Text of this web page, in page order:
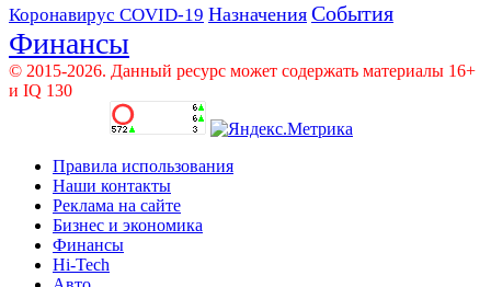
Коронавирус COVID-19 Назначения События
Финансы
© 2015-2026. Данный ресурс может содержать материалы 16+
и IQ 130
Правила использования
Наши контакты
Реклама на сайте
Бизнес и экономика
Финансы
Hi-Tech